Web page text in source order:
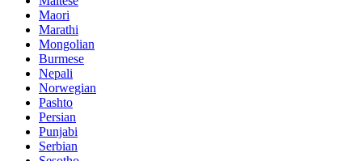
Maori
Marathi
Mongolian
Burmese
Nepali
Norwegian
Pashto
Persian
Punjabi
Serbian